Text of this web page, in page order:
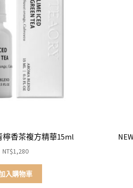
檸香茶複方精華15ml
NT$1,280
入購物車